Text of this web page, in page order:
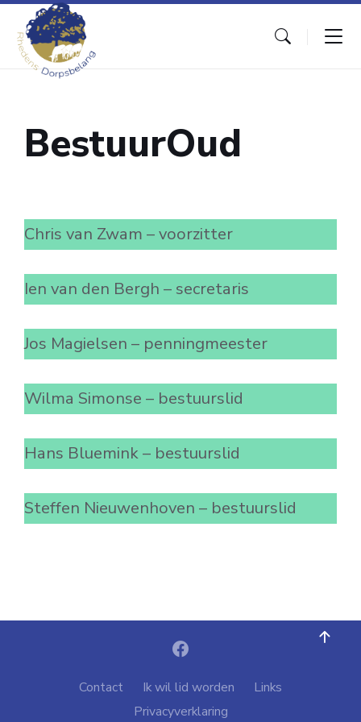
Skip
content
Skip
main
navigation
Skip
footer
BestuurOud
Chris van Zwam – voorzitter
Ien van den Bergh – secretaris
Jos Magielsen – penningmeester
Wilma Simonse – bestuurslid
Hans Bluemink – bestuurslid
Steffen Nieuwenhoven – bestuurslid
Contact Ik wil lid worden
Links
Privacyverklaring